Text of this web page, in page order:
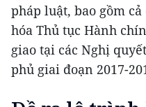
pháp luật, bao gồm
hóa Thủ tục Hành
giao tại các Nghị
phủ giai đoạn 2017-